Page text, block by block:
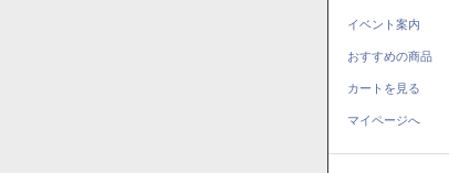
イベント案内
おすすめの商品
カートを見る
マイページへ